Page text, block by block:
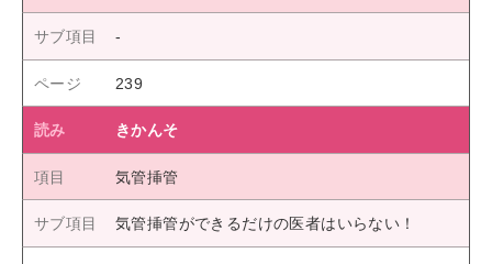
239
きかんそ
気管挿管
気管挿管ができるだけの医者はいらない！